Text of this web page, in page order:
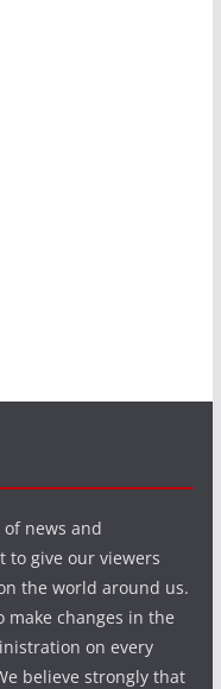
news and
to give our viewers
the world around us.
changes in the
on every
believe strongly that